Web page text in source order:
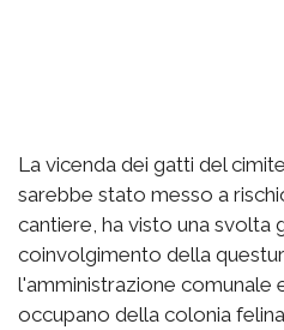
La vicenda dei gatti del
sarebbe stato messo a
cantiere, ha visto una svolta
coinvolgimento della
l'amministrazione comunale
occupano della colonia